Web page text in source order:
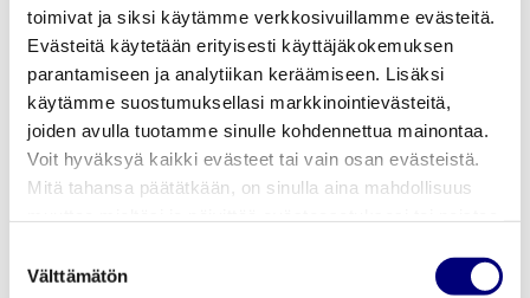
toimivat ja siksi käytämme verkkosivuillamme evästeitä.
Evästeitä käytetään erityisesti käyttäjäkokemuksen
parantamiseen ja analytiikan keräämiseen. Lisäksi
käytämme suostumuksellasi markkinointievästeitä,
joiden avulla tuotamme sinulle kohdennettua mainontaa.
Voit hyväksyä kaikki evästeet tai vain osan evästeistä.
Mitä tahansa päätätkään, on sinulla aina mahdollisuus
valinta
Välttämätön
YHTEISTYÖKUMPPANIMME
ELTEL – MILTÄ ASENTAJA
NÄYTTÄÄ?
Mittareiden massavaihdot suorittaa
tapahtuu, paikan päälle saapuu asentaja sovittuna